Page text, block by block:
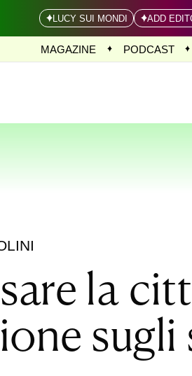
LUCY SUI MONDI ADD
MAGAZINE PODCAST
la